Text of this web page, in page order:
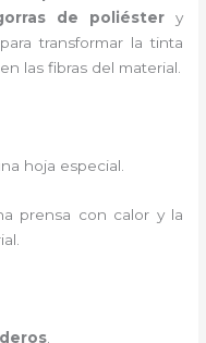
de poliéster y
transformar la tinta
las fibras del material.
hoja especial.
prensa con calor y la
.